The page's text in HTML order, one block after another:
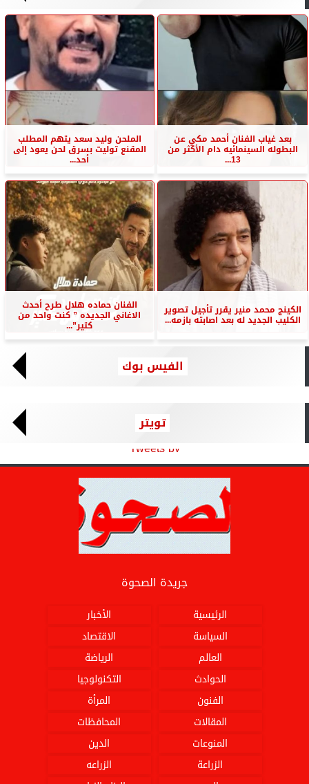
بعد غياب الفنان أحمد مكي عن
البطوله السينمائيه دام الأكثر من
13...
الملحن وليد سعد يتهم المطلب
المقنع توليت بسرق لحن يعود إلى
أحد...
الكينج محمد منير يقرر تأجيل تصوير
الكليب الجديد له بعد اصابته بازمه...
الفنان حماده هلال طرح أحدث
الاغاني الجديده ” كنت واحد من
كتير”...
الفيس بوك
تويتر
Tweets by
جريدة الصحوة
الرئيسية
الأخبار
السياسة
الاقتصاد
العالم
الرياضة
الحوادث
التكنولوجيا
الفنون
المرأة
المقالات
المحافظات
المنوعات
الدين
الزراعة
الزراعه